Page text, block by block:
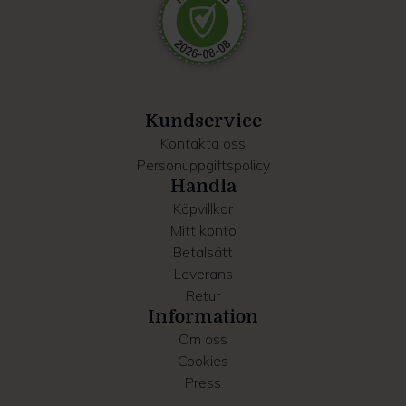
Dessa kan i sin tur kombinera informationen med annan
information som du har tillhandahållit eller som de har
samlat in när du har använt deras tjänster.
Kundservice
Kontakta oss
Personuppgiftspolicy
Handla
Köpvillkor
Mitt konto
Betalsätt
Leverans
Retur
Information
Om oss
Cookies
Press